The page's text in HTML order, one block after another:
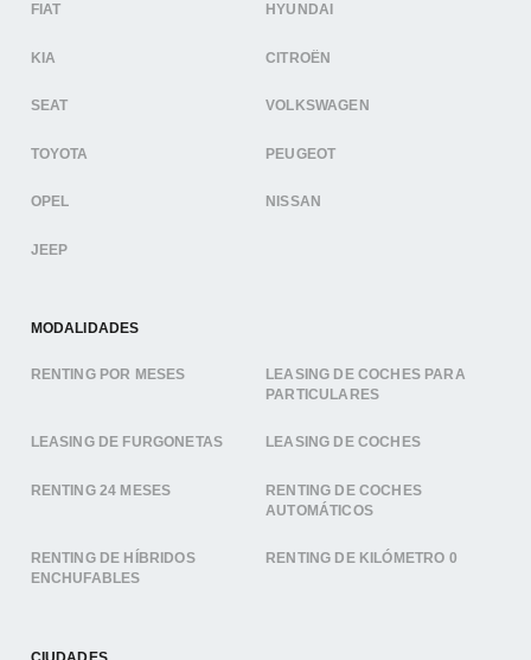
FIAT HYUNDAI
KIA CITROËN
SEAT VOLKSWAGEN
TOYOTA PEUGEOT
OPEL NISSAN
JEEP
MODALIDADES
RENTING POR MESES
LEASING DE COCHES PARA
PARTICULARES
LEASING DE FURGONETAS LEASING DE COCHES
RENTING 24 MESES
RENTING DE COCHES
AUTOMÁTICOS
RENTING DE HÍBRIDOS
ENCHUFABLES
RENTING DE KILÓMETRO 0